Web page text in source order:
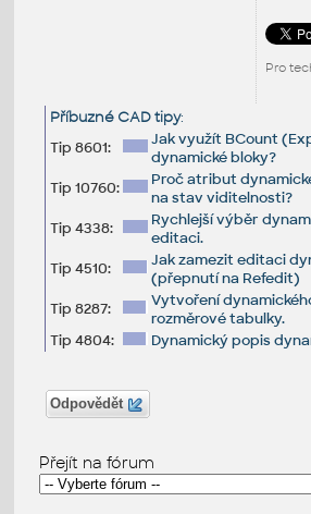
Pro
Příbuzné CAD tipy:
Tip 8601:
Jak využít BCount
dynamické bloky?
Tip 10760:
Proč atribut
na stav viditelnosti?
Tip 4338:
Rychlejší výběr
editaci.
Tip 4510:
Jak zamezit editaci
(přepnutí na Refedit)
Tip 8287:
Vytvoření
rozměrové tabulky.
Tip 4804:
Dynamický popis
Odpovědět
Přejít na fórum